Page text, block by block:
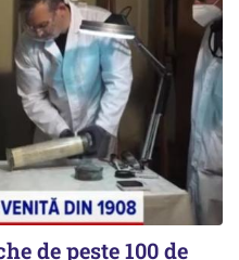
de peste 100 de